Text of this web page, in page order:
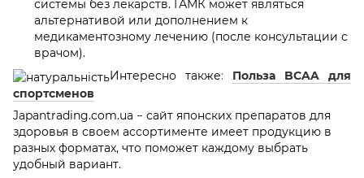
системы без лекарств. ГАМК может являться
альтернативой или дополнением к
медикаментозному лечению (после консультации с
врачом).
Интересно также: Польза BCAA для
спортсменов
Japantrading.com.ua − сайт японских препаратов для
здоровья в своем ассортименте имеет продукцию в
разных форматах, что поможет каждому выбрать
удобный вариант.